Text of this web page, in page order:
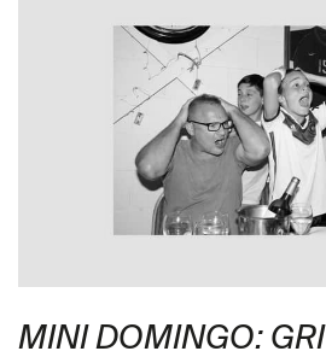
MINI DOMINGO: